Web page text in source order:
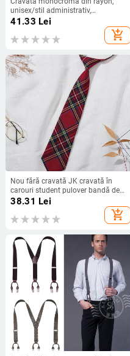
unisex/stil administrativ,
căptușeală: amestec
41.33 Lei
add_shopping_cart
Nou fără cravată JK cravată în
carouri student pulover bandă de
cauciuc colegiu ins japonez
uniformă vin carouri cravată femei
38.31 Lei
add_shopping_cart